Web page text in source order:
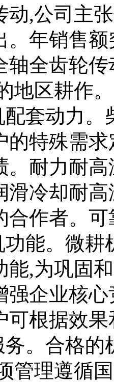
动,公司主
。年销售
轴全齿轮
地区耕作。
套动力。
的特殊需
。耐力耐
滑冷却耐
合作者。
功能。微
能,为巩固
强企业核
可根据效
务。合格
管理遵循